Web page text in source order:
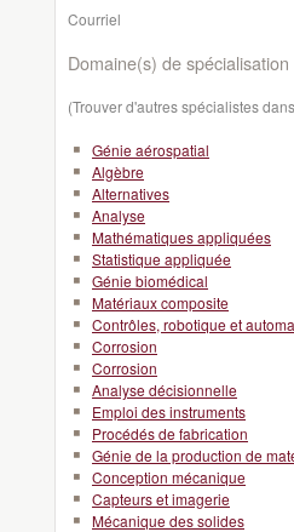
Courriel
Domaine(s) de spécialisation
(Trouver d'autres spécialistes
Génie aérospatial
Algèbre
Alternatives
Analyse
Mathématiques appliquées
Statistique appliquée
Génie biomédical
Matériaux composite
Contrôles, robotique et
Corrosion
Corrosion
Analyse décisionnelle
Emploi des instruments
Procédés de fabrication
Génie de la production de
Conception mécanique
Capteurs et imagerie
Mécanique des solides